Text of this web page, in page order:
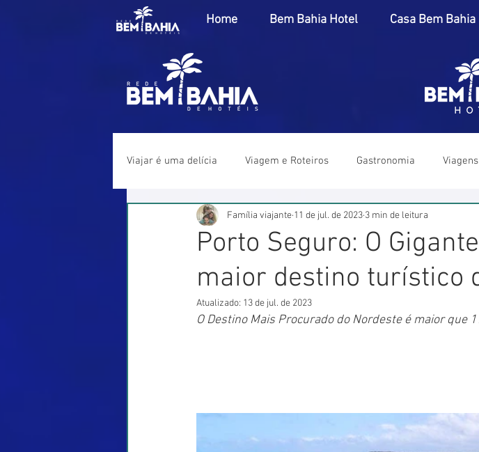
Home Bem Bahia Hotel Casa Bem Bahia
Viajar é uma delícia Viagem e Roteiros Gastronomia
Porto Seguro: O
maior destino turístico
Família viajante 11 de jul. de 2023 3 min de leitura
Atualizado: 13 de jul. de 2023
O Destino Mais Procurado do Nordeste é maior que